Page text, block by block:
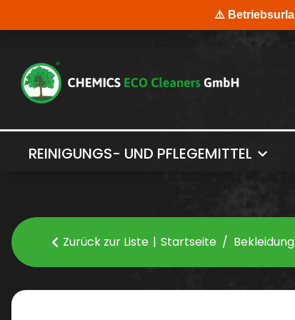
REINIGUNGS- UND PFLEGEMITTEL
Zurück zur Liste Startseite Bekleidung